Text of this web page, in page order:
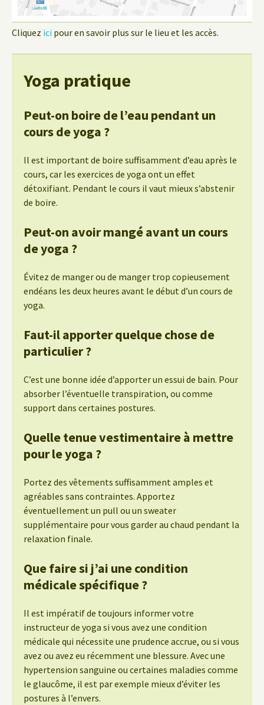
Cliquez ici pour en savoir plus sur le lieu et les accès.
Yoga pratique
Peut-on boire de l’eau pendant un
cours de yoga ?
Il est important de boire suffisamment d’eau après le
cours, car les exercices de yoga ont un effet
détoxifiant. Pendant le cours il vaut mieux s’abstenir
de boire.
Peut-on avoir mangé avant un cours
de yoga ?
Évitez de manger ou de manger trop copieusement
endéans les deux heures avant le début d’un cours de
yoga.
Faut-il apporter quelque chose de
particulier ?
C’est une bonne idée d’apporter un essui de bain. Pour
absorber l’éventuelle transpiration, ou comme
support dans certaines postures.
Quelle tenue vestimentaire à mettre
pour le yoga ?
Portez des vêtements suffisamment amples et
agréables sans contraintes. Apportez
éventuellement un pull ou un sweater
supplémentaire pour vous garder au chaud pendant la
relaxation finale.
Que faire si j’ai une condition
médicale spécifique ?
Il est impératif de toujours informer votre
instructeur de yoga si vous avez une condition
médicale qui nécessite une prudence accrue, ou si vous
avez ou avez eu récemment une blessure. Avec une
hypertension sanguine ou certaines maladies comme
le glaucôme, il est par exemple mieux d’éviter les
postures à l’envers.